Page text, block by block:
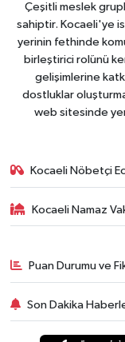
Çeşitli meslek
sahiptir. Kocaeli'ye
yerinin fethinde
birleştirici rolünü
gelişimlerine
dostluklar
web sitesinde
Kocaeli Nöbetçi
Kocaeli Namaz
Puan Durumu ve
Son Dakika